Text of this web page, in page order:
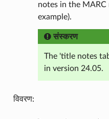
notes in the
example).
संस्करण
The 'title notes
in version 24.05.
विवरण: